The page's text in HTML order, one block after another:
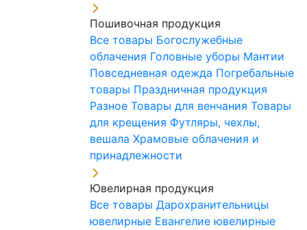
Пошивочная продукция
Все товары Богослужебные
облачения Головные уборы Мантии
Повседневная одежда Погребальные
товары Праздничная продукция
Разное Товары для венчания Товары
для крещения Футляры, чехлы,
вешала Храмовые облачения и
принадлежности
Ювелирная продукция
Все товары Дарохранительницы
ювелирные Евангелие ювелирные